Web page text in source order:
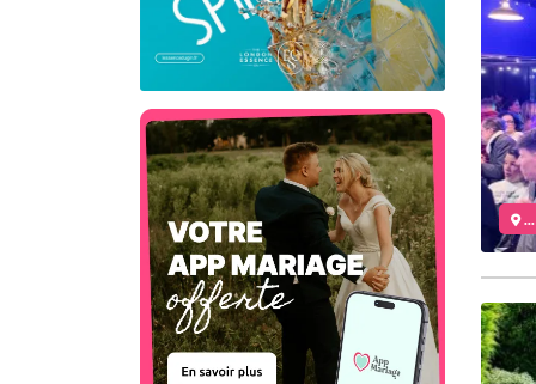
...